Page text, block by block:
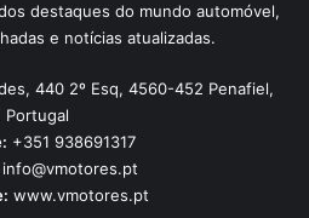
destaques do mundo automóvel,
e notícias atualizadas.
440 2º Esq, 4560-452 Penafiel,
Portugal
+351 938691317
info@vmotores.pt
www.vmotores.pt